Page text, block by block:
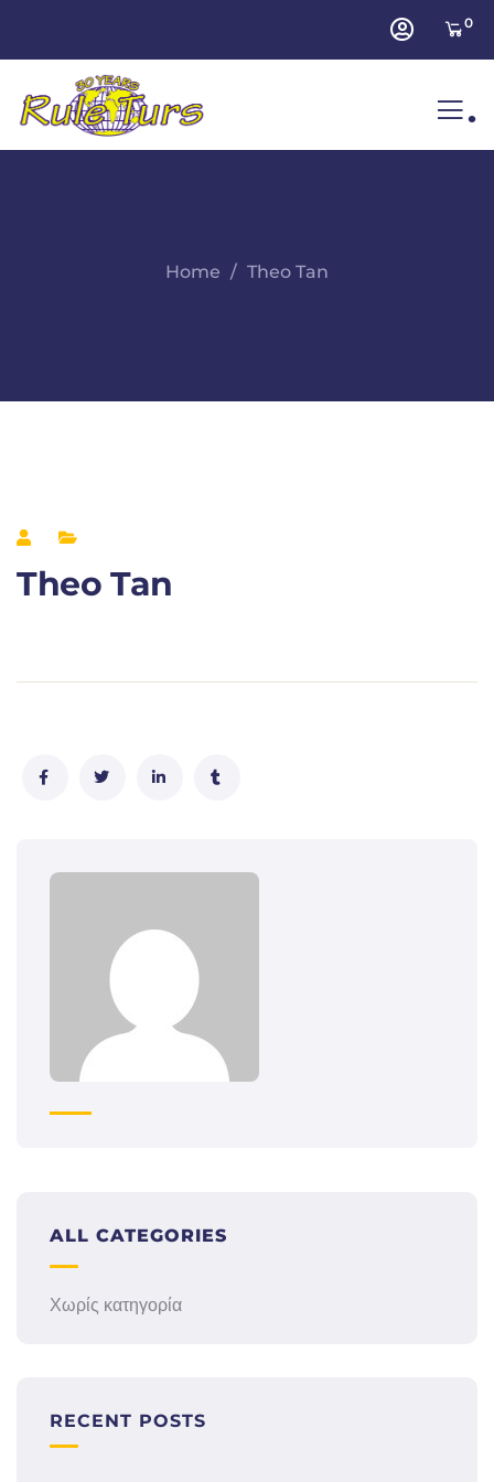
0
.
Home Theo Tan
Theo Tan
ALL CATEGORIES
Χωρίς κατηγορία
RECENT POSTS